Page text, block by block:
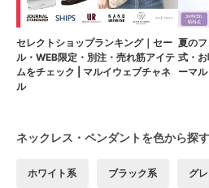
セレクトショップランキング｜セー
ル・WEB限定・別注・売れ筋アイテ
ムをチェック | マルイウェブチャネ
ル
夏の
式・
ーマル
ネックレス・ペンダントを色から探す
ホワイト系 ブラック系 グ